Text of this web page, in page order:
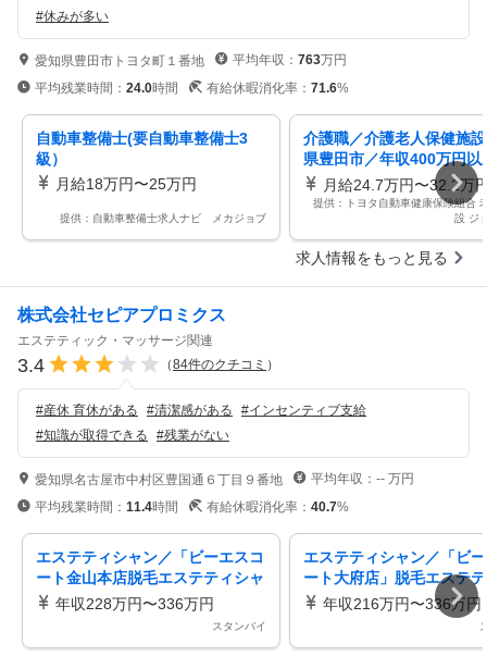
#休みが多い
愛知県豊田市トヨタ町１番地 平均年収： 763万円
平均残業時間： 24.0時間 有給休暇消化率： 71.6%
自動車整備士(要自動車整備士3
級）
月給18万円〜25万円
提供：自動車整備士求人ナビ メカジョブ
介護職／介護老人保健施
県豊田市／年収400万円以
賞与あり／休日123日以上
月給24.7万円〜32.2万
提供：トヨタ自動車健康保険組合
設 ジ
求人情報をもっと見る
株式会社セピアプロミクス
エステティック・マッサージ関連
3.4 （84件のクチコミ ）
#産休 育休がある #清潔感がある #インセンティブ支給
#知識が取得できる #残業がない
愛知県名古屋市中村区豊国通６丁目９番地 平均年収： -- 万円
平均残業時間： 11.4時間 有給休暇消化率： 40.7%
エステティシャン／「ビーエスコ
ート金山本店脱毛エステティシャ
ン／面接一回！ネイルOK／コス
年収228万円〜336万円
スタンバイ
エステティシャン／「ビ
ート大府店」脱毛エステ
ン／面接一回！ネイルOK
年収216万円〜336万円